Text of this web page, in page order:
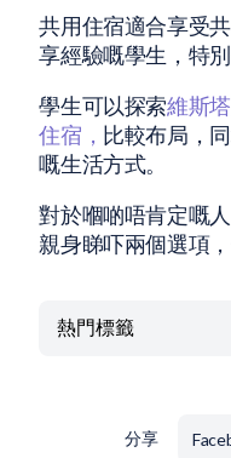
共用住宿適合享受
享經驗嘅學生，特
學生可以探索維斯
住宿， 比較布局，
嘅生活方式。
對於嗰啲唔肯定嘅
親身睇吓兩個選項
熱門標籤
分享